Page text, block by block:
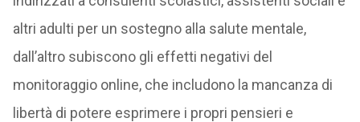
altri adulti per un sostegno alla salute mentale,
dall’altro subiscono gli effetti negativi del
monitoraggio online, che includono la mancanza di
libertà di potere esprimere i propri pensieri e